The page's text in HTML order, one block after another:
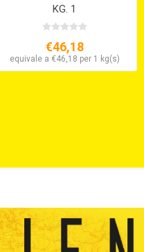
KG. 1
€46,18
equivale a €46,18 per 1 kg(s)